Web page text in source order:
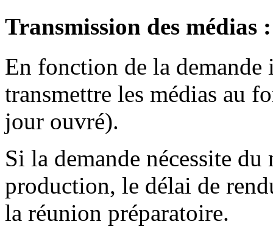
Transmission des médias :
En fonction de la
transmettre les médias au
jour ouvré).
Si la demande nécessite
production, le délai de
la réunion préparatoire.